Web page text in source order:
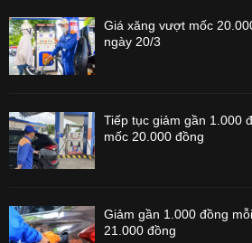
Giá xăng vượt mốc
ngày 20/3
Tiếp tục giảm gần 1.000
mốc 20.000 đồng
Giảm gần 1.000 đồng
21.000 đồng